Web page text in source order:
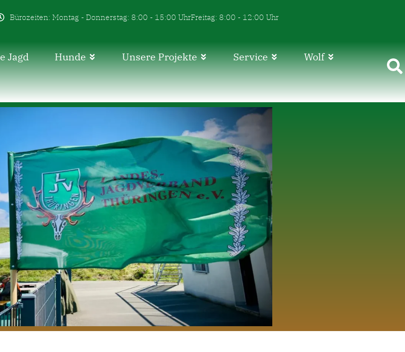
Bürozeiten: Montag - Donnerstag: 8:00 - 15:00 UhrFreitag: 8:00 - 12:00 Uhr
Jagd Hunde Unsere Projekte Service
Wolf